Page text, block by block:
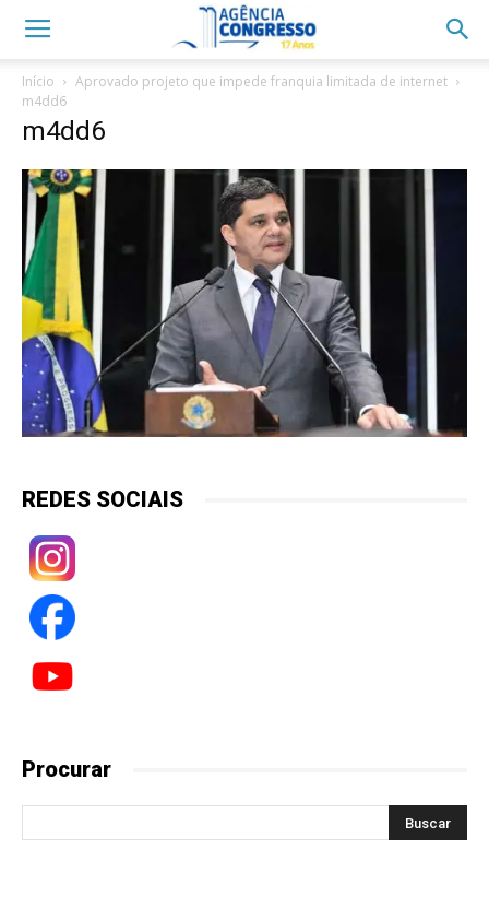
Início
Aprovado projeto que impede franquia limitada de internet
m4dd6
m4dd6
REDES SOCIAIS
Procurar